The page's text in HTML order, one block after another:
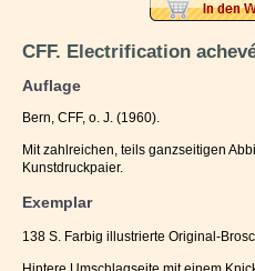
CFF. Electrification
Auflage
Bern, CFF, o. J. (1960).
Mit zahlreichen, teils ganzseitigen
Kunstdruckpaier.
Exemplar
138 S. Farbig illustrierte Original-